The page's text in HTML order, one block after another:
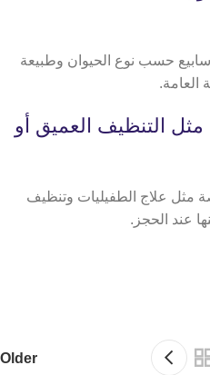
ينصح بزيارة الصالون كل 4 إلى 6 أسابيع حسب نوع الحيوان وطبيعة
العامة.
التنظيف العميق أو
مثل علاج الطفيليات وتنظيف
عند الحجز.
Older